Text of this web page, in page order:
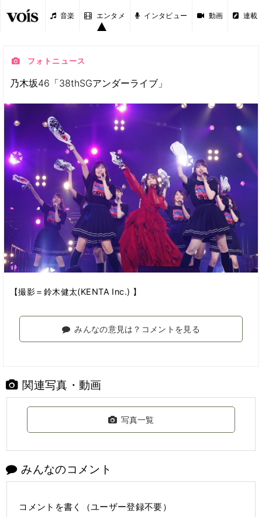
音楽 エンタメ インタビュー 動画 連載
フォトニュース
乃木坂46「38thSGアンダーライブ」
【撮影＝鈴木健太(KENTA Inc.) 】
みんなの意見は？コメントを見る
関連写真・動画
写真一覧
みんなのコメント
コメントを書く（ユーザー登録不要）